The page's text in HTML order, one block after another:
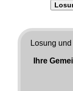
Losung
Ihre